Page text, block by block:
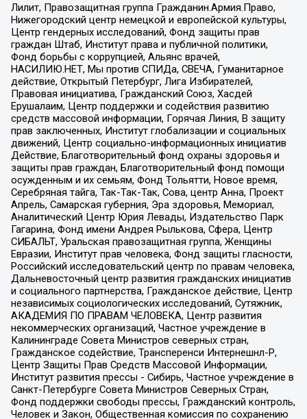
Лилит, Правозащитная группа Гражданин.Армия.Право,
Нижегородский центр немецкой и европейской культуры,
Центр гендерных исследований, Фонд защиты прав
граждан Штаб, Институт права и публичной политики,
Фонд борьбы с коррупцией, Альянс врачей,
НАСИЛИЮ.НЕТ, Мы против СПИДа, СВЕЧА, Гуманитарное
действие, Открытый Петербург, Лига Избирателей,
Правовая инициатива, Гражданский Союз, Хасдей
Ерушалаим, Центр поддержки и содействия развитию
средств массовой информации, Горячая Линия, В защиту
прав заключенных, Институт глобализации и социальных
движений, Центр социально-информационных инициатив
Действие, Благотворительный фонд охраны здоровья и
защиты прав граждан, Благотворительный фонд помощи
осужденным и их семьям, Фонд Тольятти, Новое время,
Серебряная тайга, Так-Так-Так, Сова, центр Анна, Проект
Апрель, Самарская губерния, Эра здоровья, Мемориал,
Аналитический Центр Юрия Левады, Издательство Парк
Гагарина, Фонд имени Андрея Рылькова, Сфера, Центр
СИБАЛЬТ, Уральская правозащитная группа, Женщины
Евразии, Институт прав человека, Фонд защиты гласности,
Российский исследовательский центр по правам человека,
Дальневосточный центр развития гражданских инициатив
и социального партнерства, Гражданское действие, Центр
независимых социологических исследований, Сутяжник,
АКАДЕМИЯ ПО ПРАВАМ ЧЕЛОВЕКА, Центр развития
некоммерческих организаций, Частное учреждение в
Калининграде Совета Министров северных стран,
Гражданское содействие, Трансперенси Интернешнл-Р,
Центр Защиты Прав Средств Массовой Информации,
Институт развития прессы - Сибирь, Частное учреждение в
Санкт-Петербурге Совета Министров Северных Стран,
Фонд поддержки свободы прессы, Гражданский контроль,
Человек и Закон, Общественная комиссия по сохранению